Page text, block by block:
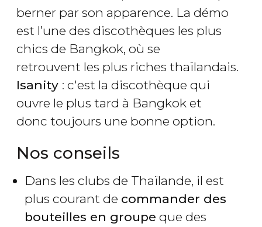
berner par son apparence. La démo
est l’une des discothèques les plus
chics de Bangkok, où se
retrouvent les plus riches thaïlandais.
Isanity : c'est la discothèque qui
ouvre le plus tard à Bangkok et
donc toujours une bonne option.
Nos conseils
Dans les clubs de Thaïlande, il est
plus courant de commander des
bouteilles en groupe que des